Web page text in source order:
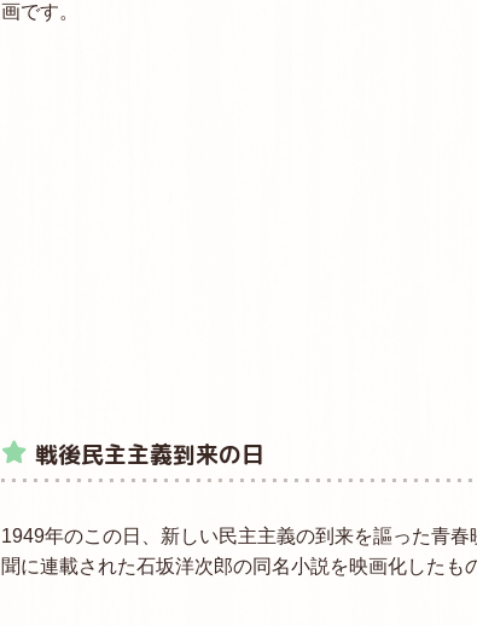
画です。
戦後民主主義到来の日
1949年のこの日、新しい民主主義の到来を謳った青
聞に連載された石坂洋次郎の同名小説を映画化したも